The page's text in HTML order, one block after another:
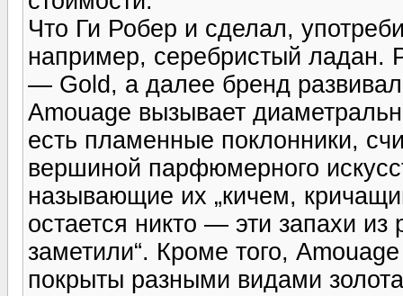
Что Ги Робер и сделал,
например, серебристый ладан.
— Gold, а далее бренд
Amouage вызывает
есть пламенные поклонники,
вершиной парфюмерного
называющие их „кичем,
остается никто — эти запахи
заметили“. Кроме того,
покрыты разными видами